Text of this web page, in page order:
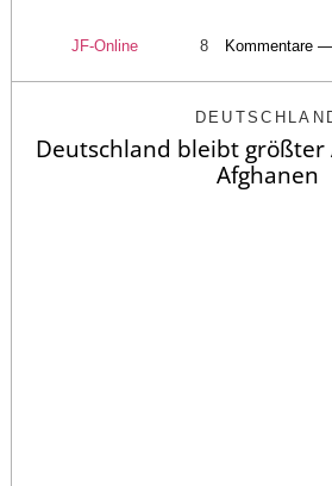
JF-Online 8 Kommentare
Deutschland bleibt größter
Afghanen